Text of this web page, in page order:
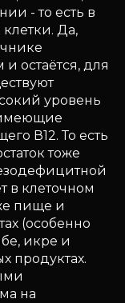
- то есть в
Да,
остаётся, для
уровень
В12. То есть
тоже
в клеточном
пище и
(особенно
икре и
продуктах.
на